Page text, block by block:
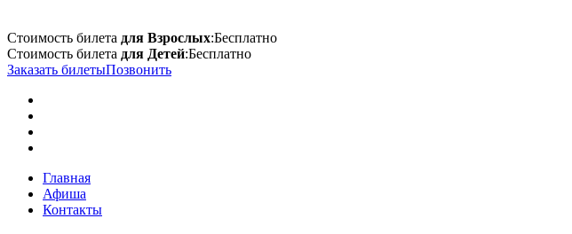
Стоимость билета для Взрослых:Бесплатно
Стоимость билета для Детей:Бесплатно
Заказать билетыПозвонить
Главная
Афиша
Контакты